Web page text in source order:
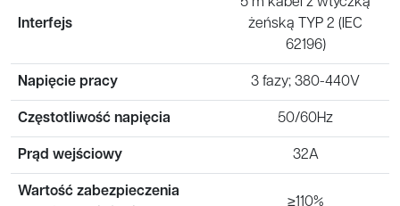
Interfejs
żeńską TYP 2 (IEC
62196)
Napięcie pracy 3 fazy; 380-440V
Częstotliwość napięcia 50/60Hz
Prąd wejściowy 32A
Wartość zabezpieczenia
≥110%